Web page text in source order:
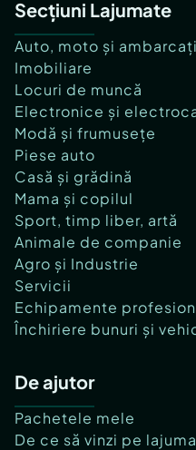
Secțiuni Lajumate
Auto, moto și
Imobiliare
Locuri de muncă
Electronice și
Modă și frumusețe
Piese auto
Casă și grădină
Mama și copilul
Sport, timp liber, artă
Animale de companie
Agro și Industrie
Servicii
Echipamente
Închiriere bunuri și
De ajutor
Pachetele mele
De ce să vinzi pe